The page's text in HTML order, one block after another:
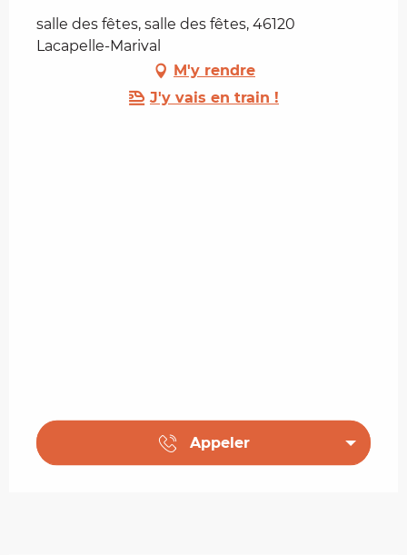
salle des fêtes, salle des fêtes, 46120
Lacapelle-Marival
M'y rendre
J'y vais en train !
Appeler